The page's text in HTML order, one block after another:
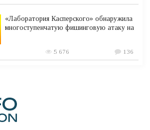
«Лаборатория Касперского» обнаружила
многоступенчатую фишинговую атаку на
5 676 136